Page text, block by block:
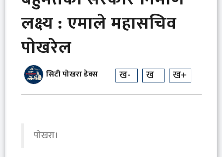
लक्ष्य : एमाले महासचिव
पोखरेल
सिटी पोखरा डेक्स ख- ख ख+
पोखरा।